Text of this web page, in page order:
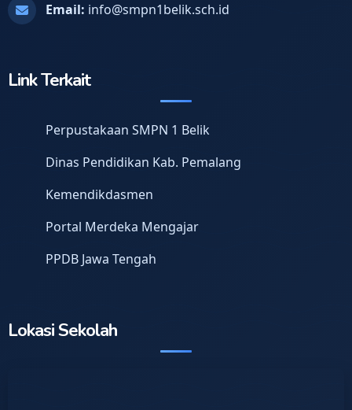
Email: info@smpn1belik.sch.id
Link Terkait
Perpustakaan SMPN 1 Belik
Dinas Pendidikan Kab. Pemalang
Kemendikdasmen
Portal Merdeka Mengajar
PPDB Jawa Tengah
Lokasi Sekolah